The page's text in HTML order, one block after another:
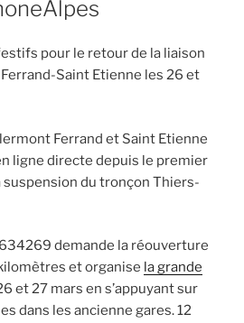
pour le retour de la liaison
Saint Etienne les 26 et
Ferrand et Saint Etienne
ligne directe depuis le premier
suspension du tronçon Thiers-
demande la réouverture
et organise la grande
et 27 mars en s’appuyant sur
dans les ancienne gares. 12